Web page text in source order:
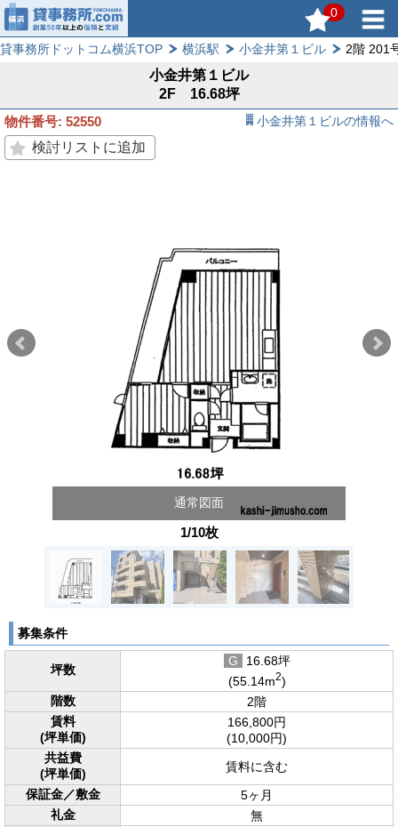
0
貸事務所ドットコム横浜TOP 横浜駅 小金井第１ビル 2階 201
小金井第１ビル
2F 16.68坪
物件番号: 52550
小金井第１ビルの情報へ
検討リストに追加
通常図面
1/10枚
募集条件
坪数
G
16.68坪
(55.14m2)
階数
2階
賃料
(坪単価)
166,800円
(10,000円)
共益費
(坪単価)
賃料に含む
保証金／敷金
5ヶ月
礼金
無